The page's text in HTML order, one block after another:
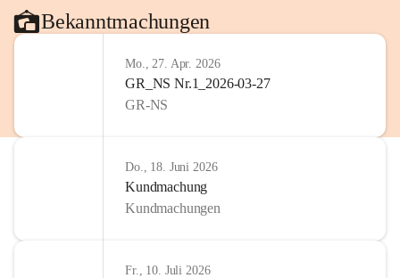
Bekanntmachungen
Mo., 27. Apr. 2026
GR_NS Nr.1_2026-03-27
GR-NS
Do., 18. Juni 2026
Kundmachung
Kundmachungen
Fr., 10. Juli 2026